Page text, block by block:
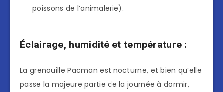
poissons de l’animalerie).
Éclairage, humidité et température :
La grenouille Pacman est nocturne, et bien qu’elle
passe la majeure partie de la journée à dormir,